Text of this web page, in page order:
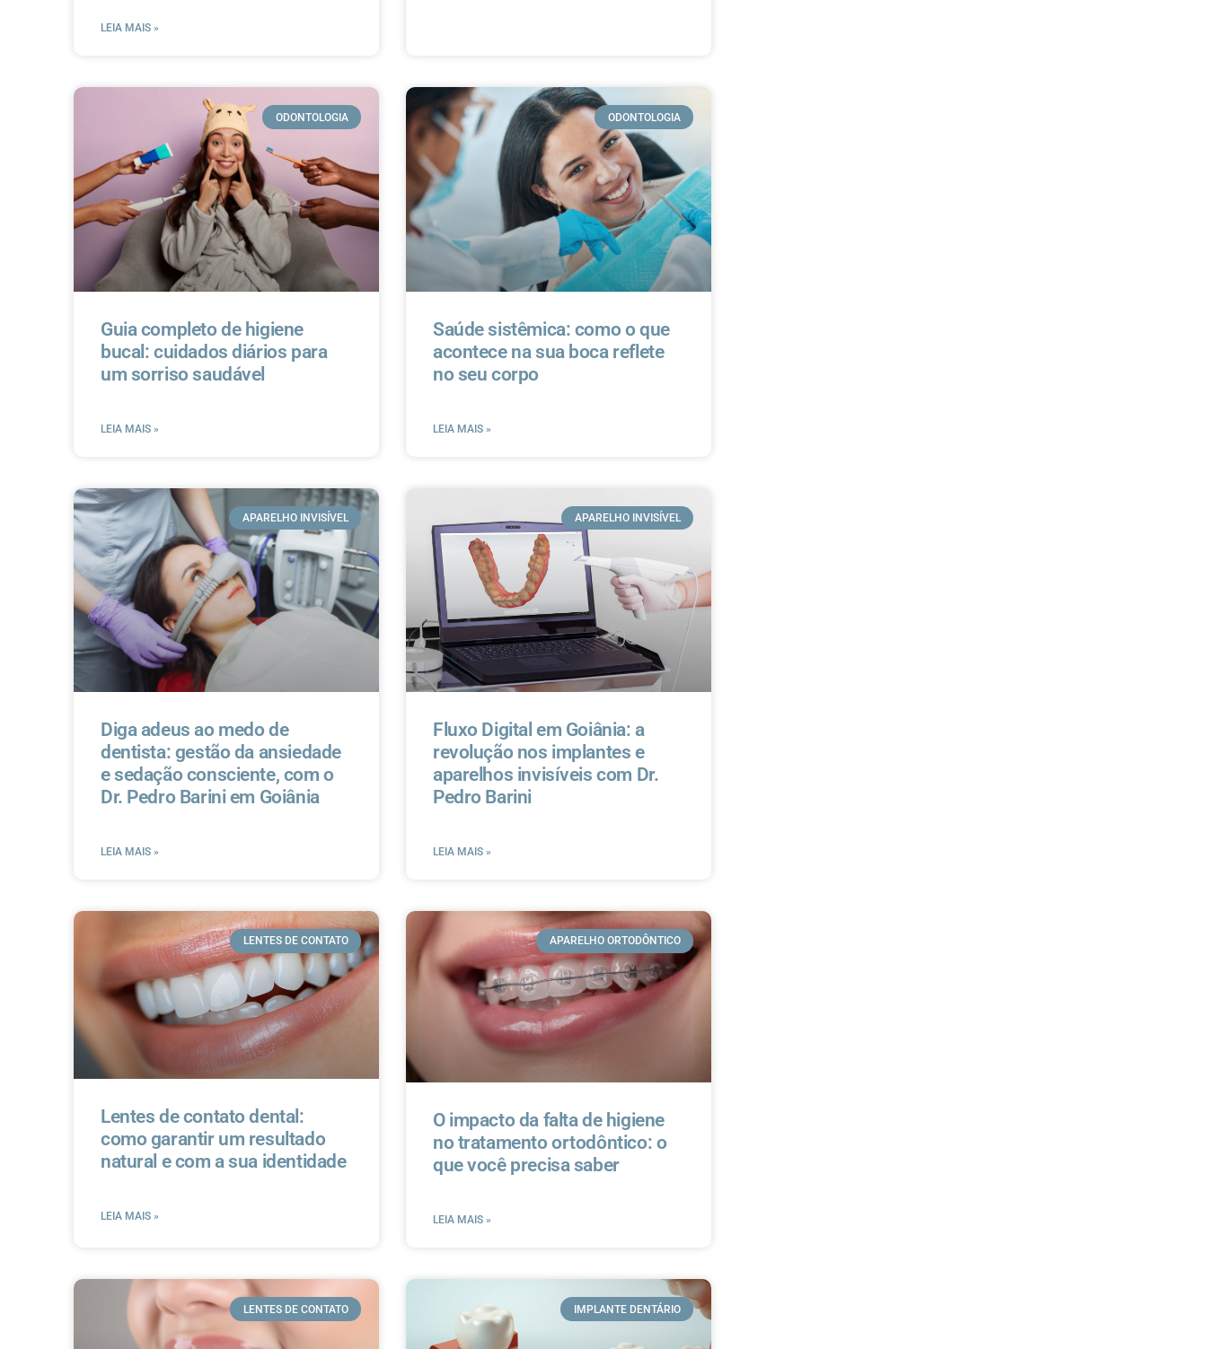
LEIA MAIS »
ODONTOLOGIA
Guia completo de higiene
bucal: cuidados diários para
um sorriso saudável
LEIA MAIS »
ODONTOLOGIA
Saúde sistêmica: como o que
acontece na sua boca reflete
no seu corpo
LEIA MAIS »
APARELHO INVISÍVEL
Diga adeus ao medo de
dentista: gestão da ansiedade
e sedação consciente, com o
Dr. Pedro Barini em Goiânia
LEIA MAIS »
APARELHO INVISÍVEL
Fluxo Digital em Goiânia: a
revolução nos implantes e
aparelhos invisíveis com Dr.
Pedro Barini
LEIA MAIS »
LENTES DE CONTATO
Lentes de contato dental:
como garantir um resultado
natural e com a sua identidade
LEIA MAIS »
APARELHO ORTODÔNTICO
O impacto da falta de higiene
no tratamento ortodôntico: o
que você precisa saber
LEIA MAIS »
LENTES DE CONTATO IMPLANTE DENTÁRIO